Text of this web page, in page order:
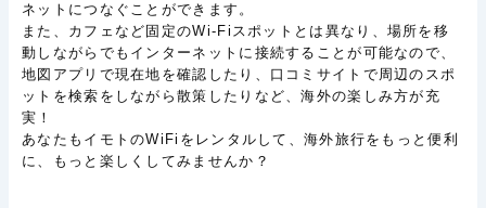
ネットにつなぐことができます。
また、カフェなど固定のWi-Fiスポットとは異なり、場所を移
動しながらでもインターネットに接続することが可能なので、
地図アプリで現在地を確認したり、口コミサイトで周辺のスポ
ットを検索をしながら散策したりなど、海外の楽しみ方が充
実！
あなたもイモトのWiFiをレンタルして、海外旅行をもっと便利
に、もっと楽しくしてみませんか？